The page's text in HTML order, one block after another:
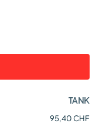
TANK
95,40 CHF